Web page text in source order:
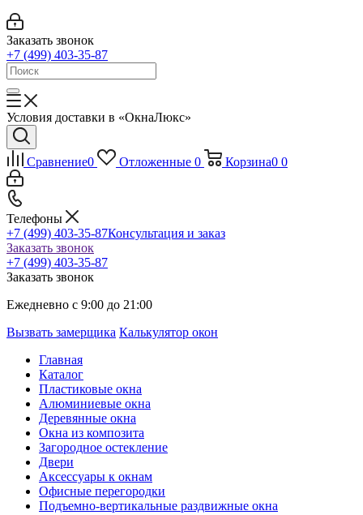
Заказать звонок
+7 (499) 403-35-87
Условия доставки в «ОкнаЛюкс»
Сравнение0 Отложенные 0 Корзина0 0
Телефоны
+7 (499) 403-35-87Консультация и заказ
Заказать звонок
+7 (499) 403-35-87
Заказать звонок
Ежедневно с 9:00 до 21:00
Вызвать замерщика Калькулятор окон
Главная
Каталог
Пластиковые окна
Алюминиевые окна
Деревянные окна
Окна из композита
Загородное остекление
Двери
Аксессуары к окнам
Офисные перегородки
Подъемно-вертикальные раздвижные окна